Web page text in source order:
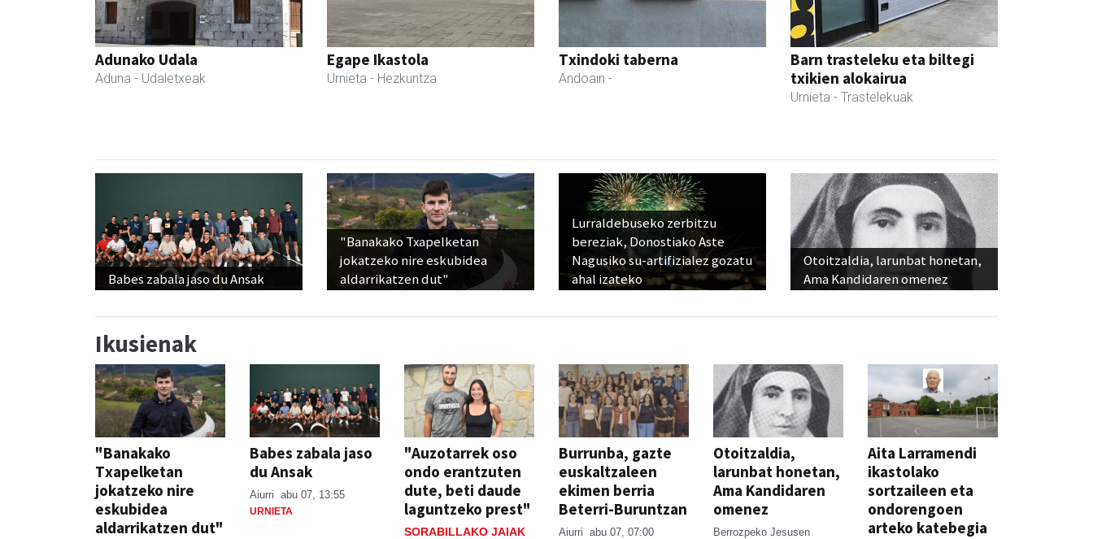
Adunako Udala
Aduna - Udaletxeak
Egape Ikastola
Urnieta - Hezkuntza
Txindoki taberna
Andoain -
Barn trasteleku eta biltegi
txikien alokairua
Urnieta - Trastelekuak
Babes zabala jaso du Ansak
"Banakako Txapelketan
jokatzeko nire eskubidea
aldarrikatzen dut"
Lurraldebuseko zerbitzu
bereziak, Donostiako Aste
Nagusiko su-artifizialez gozatu
ahal izateko
Otoitzaldia, larunbat honetan,
Ama Kandidaren omenez
Ikusienak
"Banakako
Txapelketan
jokatzeko nire
eskubidea
aldarrikatzen dut"
Babes zabala jaso
du Ansak
Aiurri abu 07, 13:55
URNIETA
"Auzotarrek oso
ondo erantzuten
dute, beti daude
laguntzeko prest"
SORABILLAKO JAIAK
Burrunba, gazte
euskaltzaleen
ekimen berria
Beterri-Buruntzan
Aiurri abu 07, 07:00
Otoitzaldia,
larunbat honetan,
Ama Kandidaren
omenez
Berrozpeko Jesusen
Aita Larramendi
ikastolako
sortzaileen eta
ondorengoen
arteko katebegia